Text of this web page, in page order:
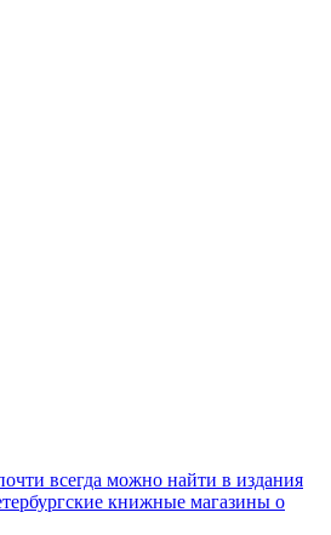
всегда можно найти в издания
книжные магазины о